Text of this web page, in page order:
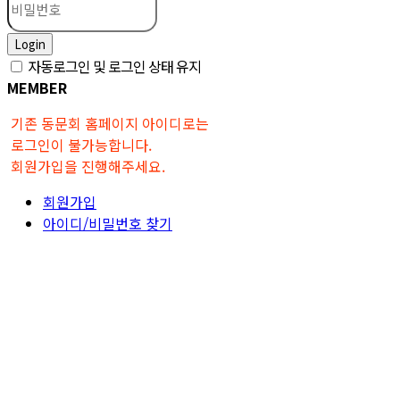
Login
자동로그인 및 로그인 상태 유지
MEMBER
기존 동문회 홈페이지 아이디로는
로그인이 불가능합니다.
회원가입을 진행해주세요.
회원가입
아이디/비밀번호 찾기